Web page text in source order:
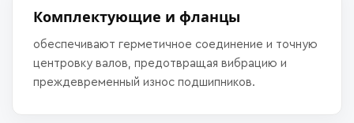
Комплектующие и фланцы
обеспечивают герметичное соединение и точную
центровку валов, предотвращая вибрацию и
преждевременный износ подшипников.